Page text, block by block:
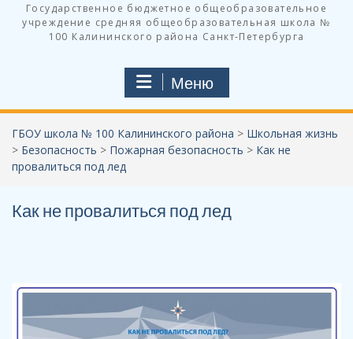
Государственное бюджетное общеобразовательное
учреждение средняя общеобразовательная школа №
100 Калининского района Санкт-Петербурга
Меню
ГБОУ школа № 100 Калининского района > Школьная жизнь
> Безопасность > Пожарная безопасность > Как не
провалиться под лед
Как не провалиться под лед